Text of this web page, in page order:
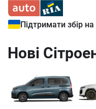
Підтримати збір
Нові